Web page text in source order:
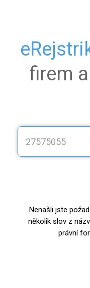
firem
Nenašli jste
několik slov z
právní